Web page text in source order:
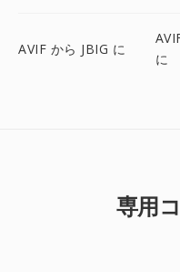
AVIF から JBIG に
に
専用